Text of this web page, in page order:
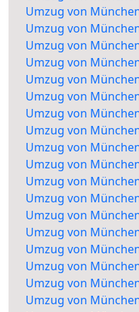
Umzug von
Umzug von
Umzug von
Umzug von
Umzug von
Umzug von
Umzug von
Umzug von
Umzug von
Umzug von
Umzug von
Umzug von
Umzug von
Umzug von
Umzug von
Umzug von
Umzug von
Umzug von